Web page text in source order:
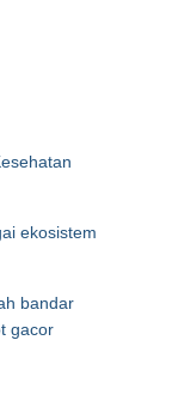
ekosistem
bandar
gacor